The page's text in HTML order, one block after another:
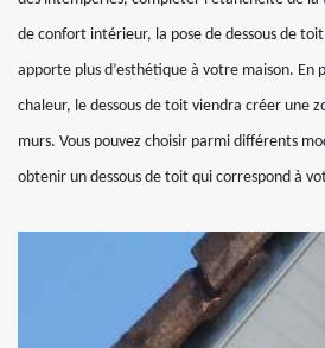
de confort intérieur, la pose de dessous de
apporte plus d’esthétique à votre maison. En
chaleur, le dessous de toit viendra créer une
murs. Vous pouvez choisir parmi différents
obtenir un dessous de toit qui correspond à